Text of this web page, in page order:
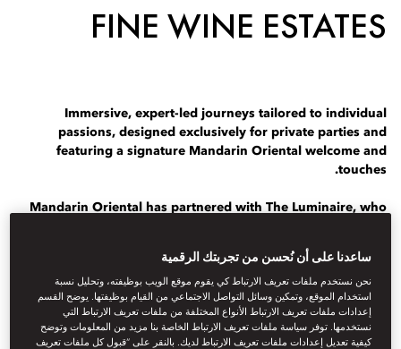
FINE WINE ESTATES
Immersive, expert-led journeys tailored to individual
passions, designed exclusively for private parties and
featuring a signature Mandarin Oriental welcome and
touches.
Mandarin Oriental has partnered with The Luminaire, who
understanding of the world, to design a collection of
transformational journeys for a growing number of our
hotels.
This experience is designed by The Luminaire exclusively for
guests of Mandarin Oriental, Paris. Lovers of fine wine begin at
ساعدنا على أن نُحسن من تجربتك الرقمية
نحن نستخدم ملفات تعريف الارتباط كي يقوم موقع الويب بوظيفته، وتحليل نسبة
استخدام الموقع، وتمكين وسائل التواصل الاجتماعي من القيام بوظيفتها. يوضح القسم
إعدادات ملفات تعريف الارتباط الأنواع المختلفة من ملفات تعريف الارتباط التي
نستخدمها. توفر سياسة ملفات تعريف الارتباط الخاصة بنا مزيد من المعلومات وتوضح
كيفية تعديل إعدادات ملفات تعريف الارتباط لديك. بالنقر على “قبول كل ملفات تعريف